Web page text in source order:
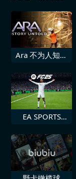
Ara 不为人知的
EA SPORTS